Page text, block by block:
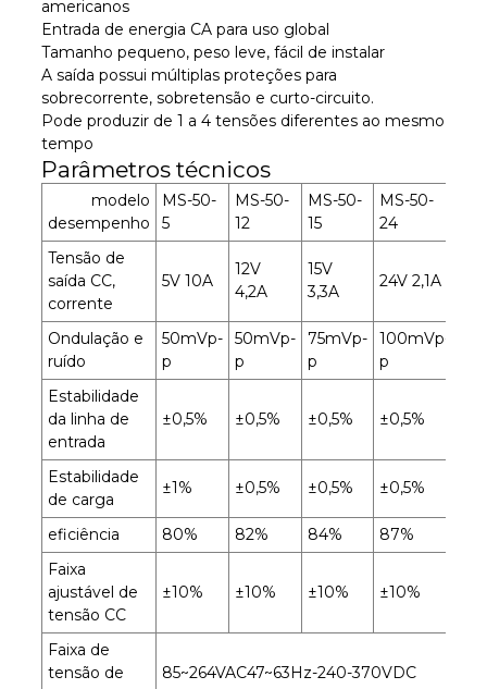
americanos
Entrada de energia CA para uso global
Tamanho pequeno, peso leve, fácil de instalar
A saída possui múltiplas proteções para
sobrecorrente, sobretensão e curto-circuito.
Pode produzir de 1 a 4 tensões diferentes ao mesmo
tempo
Parâmetros técnicos
modelo
desempenho
MS-50-
5
MS-50-
12
MS-50-
15
MS-50-
24
Tensão de
saída CC,
corrente
5V 10A
12V
4,2A
15V
3,3A
24V 2,1A
Ondulação e
ruído
50mVp-
p
50mVp-
p
75mVp-
p
100mVp-
p
Estabilidade
da linha de
entrada
±0,5% ±0,5% ±0,5% ±0,5%
Estabilidade
de carga
±1% ±0,5% ±0,5% ±0,5%
eficiência 80% 82% 84%
87%
Faixa
ajustável de
tensão CC
±10% ±10% ±10% ±10%
Faixa de
tensão de
85~264VAC47~63Hz-240-370VDC